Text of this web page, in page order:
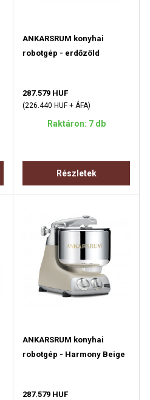
ANKARSRUM konyhai
robotgép - erdőzöld
287.579 HUF
(226.440 HUF + ÁFA)
Raktáron: 7 db
Részletek
ANKARSRUM konyhai
robotgép - Harmony Beige
287.579 HUF